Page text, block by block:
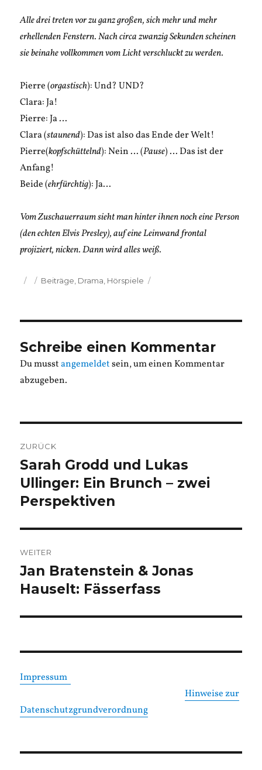
Alle drei treten vor zu ganz großen, sich mehr und mehr
erhellenden Fenstern. Nach circa zwanzig Sekunden scheinen
sie beinahe vollkommen vom Licht verschluckt zu werden.
Pierre (orgastisch): Und? UND?
Clara: Ja!
Pierre: Ja …
Clara (staunend): Das ist also das Ende der Welt!
Pierre(kopfschüttelnd): Nein … (Pause) … Das ist der
Anfang!
Beide (ehrfürchtig): Ja…
Vom Zuschauerraum sieht man hinter ihnen noch eine Person
(den echten Elvis Presley), auf eine Leinwand frontal
projiziert, nicken. Dann wird alles weiß.
Veröffentlicht
Kategorien
Beiträge Drama Hörspiele
Schreibe einen Kommentar
Du musstangemeldetsein, um einen Kommentar
abzugeben.
ZURÜCK
Vorheriger
Beitrag:
Sarah Grodd und Lukas
Ullinger: Ein Brunch – zwei
Perspektiven
WEITER
Nächster
Beitrag:
Jan Bratenstein & Jonas
Hauselt: Fässerfass
Impressum
Hinweise zur
Datenschutzgrundverordnung